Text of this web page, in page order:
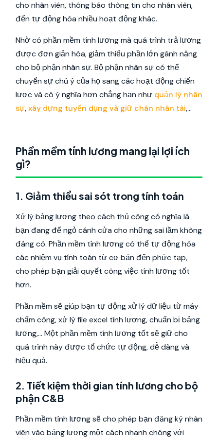
cho nhân viên, thông báo thông tin cho nhân viên,
đến tự động hóa nhiều hoạt động khác.
Nhờ có phần mềm tính lương mà quá trình trả lương
được đơn giản hóa, giảm thiểu phần lớn gánh nặng
cho bộ phận nhân sự. Bộ phận nhân sự có thể
chuyển sự chú ý của họ sang các hoạt động chiến
lược và có ý nghĩa hơn chẳng hạn như quản lý nhân
sự,xây dựng tuyển dụng và giữ chân nhân tài,…
Phần mềm tính lương mang lại lợi ích
gì?
1. Giảm thiểu sai sót trong tính toán
Xử lý bảng lương theo cách thủ công có nghĩa là
bạn đang để ngỏ cánh cửa cho những sai lầm không
đáng có. Phần mềm tính lương có thể tự động hóa
các nhiệm vụ tính toán từ cơ bản đến phức tạp,
cho phép bạn giải quyết công việc tính lương tốt
hơn.
Phần mềm sẽ giúp bạn tự động xử lý dữ liệu từ máy
chấm công, xử lý file excel tính lương, chuẩn bị bảng
lương,... Một phần mềm tính lương tốt sẽ giữ cho
quá trình này được tổ chức tự động, dễ dàng và
hiệu quả.
2. Tiết kiệm thời gian tính lương cho bộ
phận C&B
Phần mềm tính lương sẽ cho phép bạn đăng ký nhân
viên vào bảng lương một cách nhanh chóng với